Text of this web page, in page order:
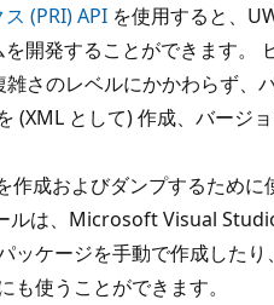
(PRI) API を使用すると、
開発することができます。
さのレベルにかかわらず、
(XML として) 作成、バージ
作成およびダンプするために
ルは、Microsoft Visual
ッケージを手動で作成したり
使うことができます。